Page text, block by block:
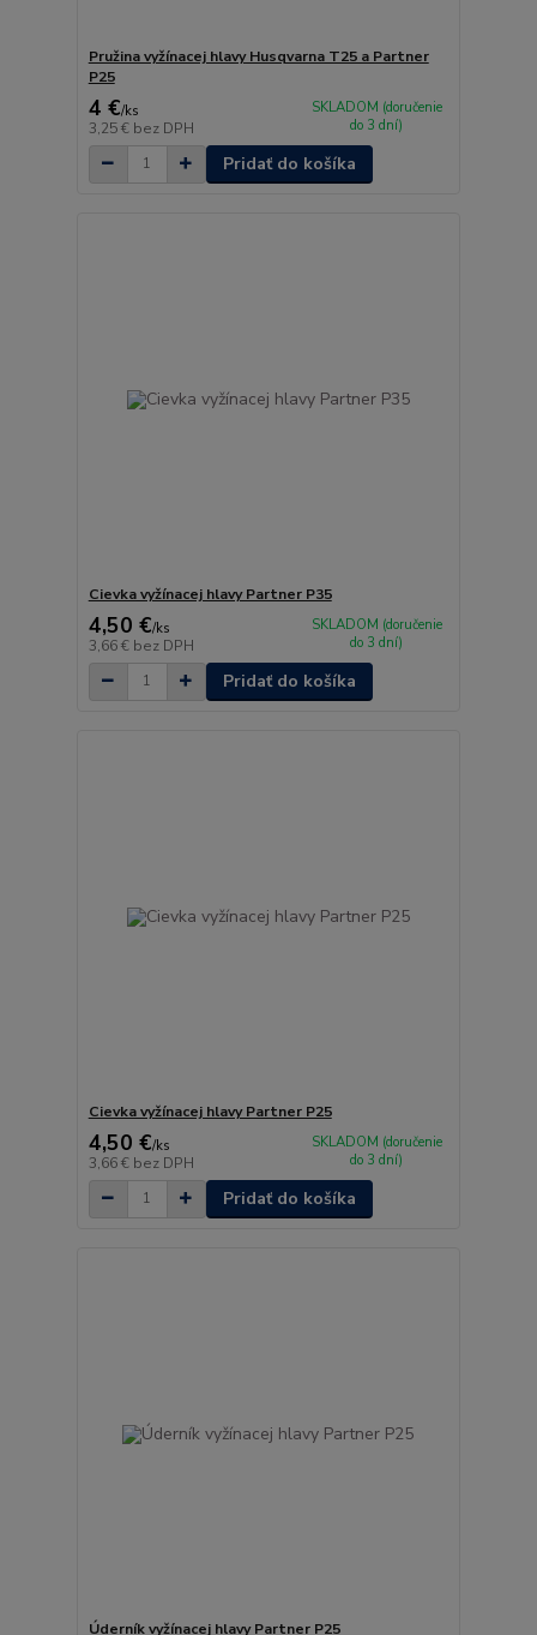
Pružina vyžínacej hlavy Husqvarna T25 a Partner
P25
4 €/ks
3,25 € bez DPH
SKLADOM (doručenie
do 3 dní)
Pridať do košíka
Cievka vyžínacej hlavy Partner P35
4,50 €/ks
3,66 € bez DPH
SKLADOM (doručenie
do 3 dní)
Pridať do košíka
Cievka vyžínacej hlavy Partner P25
4,50 €/ks
3,66 € bez DPH
SKLADOM (doručenie
do 3 dní)
Pridať do košíka
Úderník vyžínacej hlavy Partner P25